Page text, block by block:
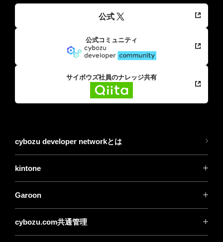
公式
公式コミュニティ
サイボウズ社員のナレッジ共有
cybozu developer networkとは
kintone
Garoon
cybozu.com共通管理